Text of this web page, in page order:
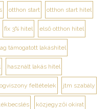
otthon start otthon start hitel
fix 3% hitel első otthon hitel
támogatott lakáshitel
használt lakás hitel
feltételek jtm szabály
közjegyzői okirat